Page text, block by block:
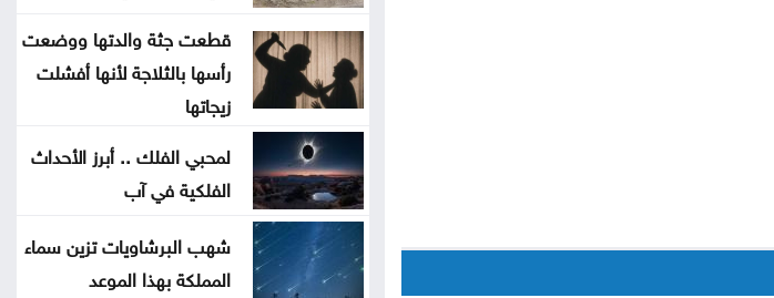
الجوية والسفن القادمة من إيطاليا
الحكومة التركية تنفي أي تعارض بين
اتفاقية الدفاع والتزامات الناتو
مسؤول أميركي: تقدم في محادثات
عُمان وإيران حول مضيق هرمز
قطعت جثة والدتها ووضعت
رأسها بالثلاجة لأنها أفشلت
زيجاتها
لمحبي الفلك .. أبرز الأحداث
الفلكية في آب
شهب البرشاويات تزين سماء
المملكة بهذا الموعد